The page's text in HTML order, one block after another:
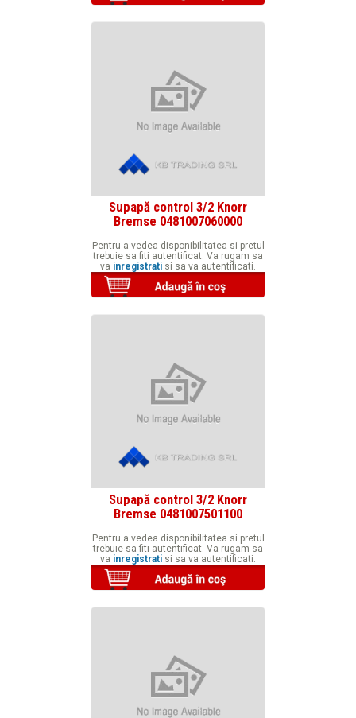
Supapă control 3/2 Knorr
Bremse 0481007060000
Pentru a vedea disponibilitatea si pretul
trebuie sa fiti autentificat. Va rugam sa
va inregistrati si sa va autentificati.
Supapă control 3/2 Knorr
Bremse 0481007501100
Pentru a vedea disponibilitatea si pretul
trebuie sa fiti autentificat. Va rugam sa
va inregistrati si sa va autentificati.